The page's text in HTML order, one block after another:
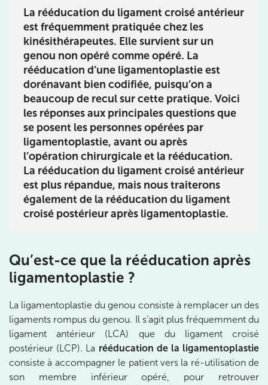
La rééducation du ligament croisé antérieur
est fréquemment pratiquée chez les
kinésithérapeutes. Elle survient sur un
genou non opéré comme opéré. La
rééducation d’une ligamentoplastie est
dorénavant bien codifiée, puisqu’on a
beaucoup de recul sur cette pratique. Voici
les réponses aux principales questions que
se posent les personnes opérées par
ligamentoplastie, avant ou après
l’opération chirurgicale et la rééducation.
La rééducation du ligament croisé antérieur
est plus répandue, mais nous traiterons
également de la rééducation du ligament
croisé postérieur après ligamentoplastie.
Qu’est-ce que la rééducation après
ligamentoplastie ?
La ligamentoplastie du genou consiste à remplacer un des
ligaments rompus du genou. Il s’agit plus fréquemment du
ligament antérieur (LCA) que du ligament croisé
postérieur (LCP). La rééducation de la ligamentoplastie
consiste à accompagner le patient vers la ré-utilisation de
son membre inférieur opéré, pour retrouver
prenant rendez-vous avecses équipesdans votre
cabinetIK – Institut Kinésithérapiele plus proche
de chez vous ou chezKOSS, votre allié sport du
IK PARIS 16 – TROCADÉRO
8 Av. de Camoens 75116 Paris
8 Av. de Camoens 75116 Paris
01 42 15 22 46
Prenez RDV sur
Prenez RDV sur
75015 Paris
Prenez RDV sur
Prenez RDV sur
IK PARIS 6 – CASSETTE